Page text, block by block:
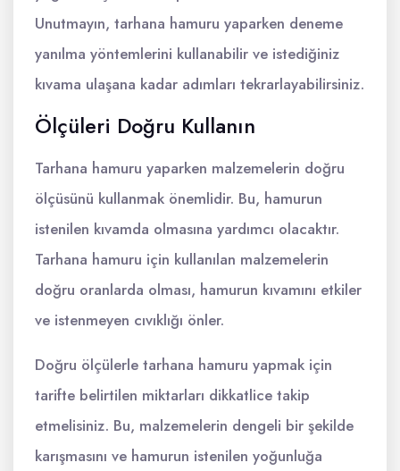
Unutmayın, tarhana hamuru yaparken deneme
yanılma yöntemlerini kullanabilir ve istediğiniz
kıvama ulaşana kadar adımları tekrarlayabilirsiniz.
Ölçüleri Doğru Kullanın
Tarhana hamuru yaparken malzemelerin doğru
ölçüsünü kullanmak önemlidir. Bu, hamurun
istenilen kıvamda olmasına yardımcı olacaktır.
Tarhana hamuru için kullanılan malzemelerin
doğru oranlarda olması, hamurun kıvamını etkiler
ve istenmeyen cıvıklığı önler.
Doğru ölçülerle tarhana hamuru yapmak için
tarifte belirtilen miktarları dikkatlice takip
etmelisiniz. Bu, malzemelerin dengeli bir şekilde
karışmasını ve hamurun istenilen yoğunluğa